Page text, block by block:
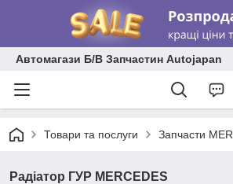
Автомагази Б/В Запчастин Autojapan
Товари та послуги Запчасти
Радіатор ГУР MERCEDES